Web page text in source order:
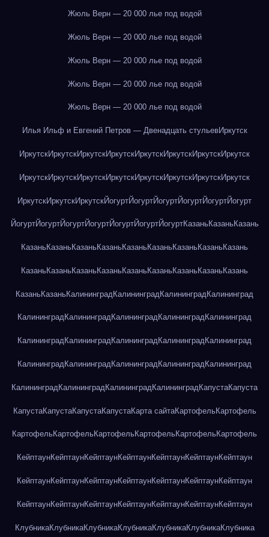
Жюль Верн — 20 000 лье под водой
Жюль Верн — 20 000 лье под водой
Жюль Верн — 20 000 лье под водой
Жюль Верн — 20 000 лье под водой
Жюль Верн — 20 000 лье под водой
Илья Ильф и Евгений Петров — Двенадцать стульевИркутск
ИркутскИркутскИркутскИркутскИркутскИркутскИркутскИркутск
ИркутскИркутскИркутскИркутскИркутскИркутскИркутскИркутск
ИркутскИркутскИркутскЙогуртЙогуртЙогуртЙогуртЙогуртЙогурт
ЙогуртЙогуртЙогуртЙогуртЙогуртЙогуртЙогуртКазаньКазаньКазань
КазаньКазаньКазаньКазаньКазаньКазаньКазаньКазаньКазань
КазаньКазаньКазаньКазаньКазаньКазаньКазаньКазаньКазань
КазаньКазаньКалининградКалининградКалининградКалининград
КалининградКалининградКалининградКалининградКалининград
КалининградКалининградКалининградКалининградКалининград
КалининградКалининградКалининградКалининградКалининград
Калининград Калининград Калининград Калининград КапустаКапуста
КапустаКапустаКапустаКапустаКарта сайтаКартофельКартофель
КартофельКартофельКартофельКартофельКартофельКартофель
КейптаунКейптаунКейптаунКейптаунКейптаунКейптаунКейптаун
КейптаунКейптаунКейптаунКейптаунКейптаунКейптаунКейптаун
КейптаунКейптаунКейптаунКейптаунКейптаунКейптаунКейптаун
КлубникаКлубникаКлубникаКлубникаКлубникаКлубникаКлубника